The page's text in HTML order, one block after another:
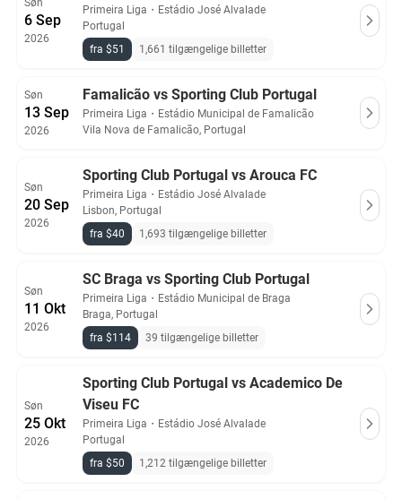
Søn
6 Sep
2026
Primeira Liga ・ Estádio José Alvalade
Portugal
fra $51
1,661 tilgængelige billetter
Søn
13 Sep
2026
Famalicão vs Sporting Club Portugal
Primeira Liga ・ Estádio Municipal de Famalicão
Vila Nova de Famalicão, Portugal
Søn
20 Sep
2026
Sporting Club Portugal vs Arouca FC
Primeira Liga ・ Estádio José Alvalade
Lisbon, Portugal
fra $40
1,693 tilgængelige billetter
Søn
11 Okt
2026
SC Braga vs Sporting Club Portugal
Primeira Liga ・ Estádio Municipal de Braga
Braga, Portugal
fra $114
39 tilgængelige billetter
Søn
25 Okt
2026
Sporting Club Portugal vs Academico De
Viseu FC
Primeira Liga ・ Estádio José Alvalade
Portugal
fra $50
1,212 tilgængelige billetter